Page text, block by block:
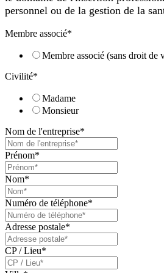
personnel ou de la gestion de la
Membre associé*
Membre associé (sans droit de
Civilité*
Madame
Monsieur
Nom de l'entreprise*
Prénom*
Nom*
Numéro de téléphone*
Adresse postale*
CP / Lieu*